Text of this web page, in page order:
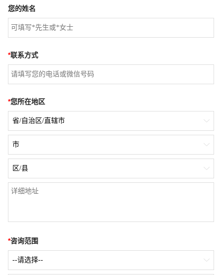
您的姓名
*联系方式
*您所在地区
省/自治区/直辖市 
市 
区/县 
*咨询范围
--请选择-- 